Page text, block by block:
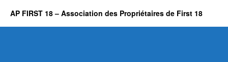
AP FIRST 18 – Association des Propriétaires de First 18